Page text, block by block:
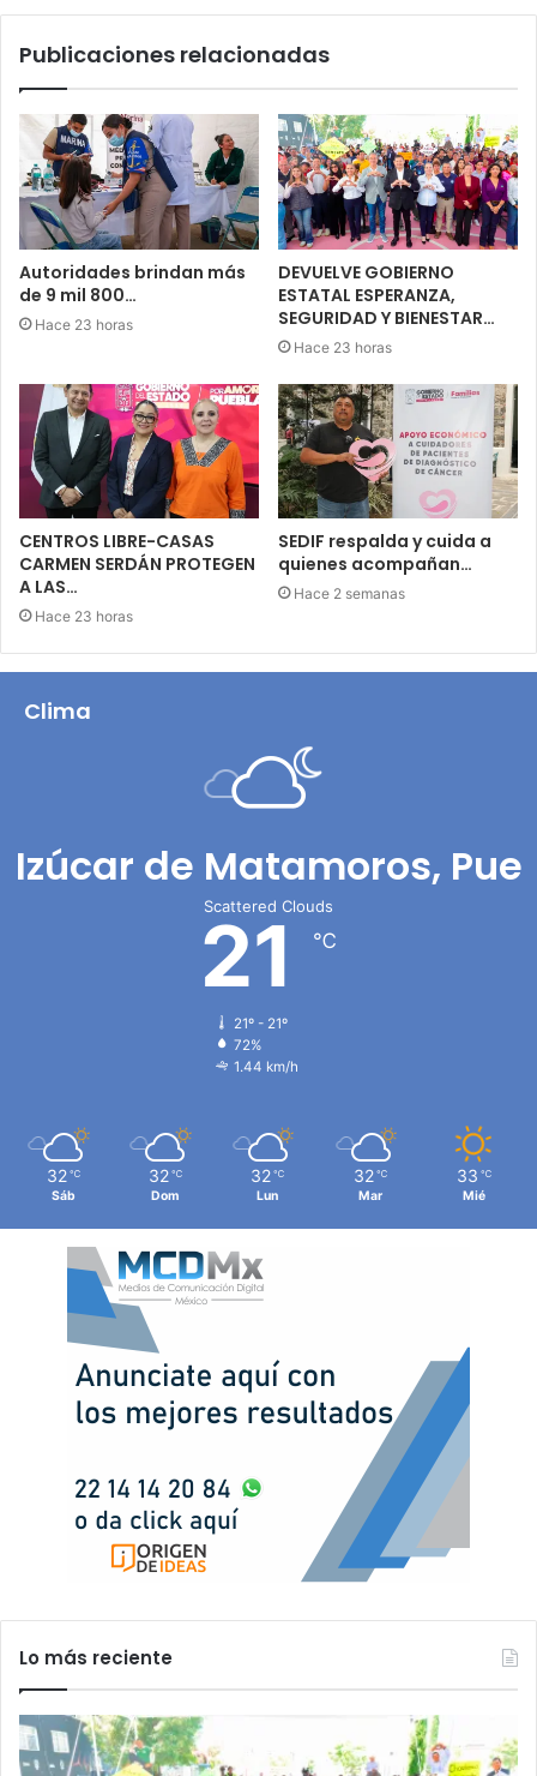
Publicaciones relacionadas
Autoridades brindan más
de 9 mil 800…
Hace 23 horas
DEVUELVE GOBIERNO
ESTATAL ESPERANZA,
SEGURIDAD Y BIENESTAR…
Hace 23 horas
CENTROS LIBRE-CASAS
CARMEN SERDÁN PROTEGEN
A LAS…
Hace 23 horas
SEDIF respalda y cuida a
quienes acompañan…
Hace 2 semanas
Clima
Izúcar de Matamoros, Pue
Scattered Clouds
21 ℃
21º - 21º
72%
1.44 km/h
32 ℃
Sáb
32 ℃
Dom
32 ℃
Lun
32 ℃
Mar
33 ℃
Mié
Lo más reciente